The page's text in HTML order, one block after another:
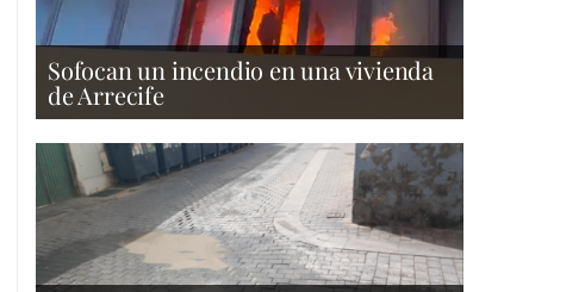
Sofocan un incendio en una vivienda
de Arrecife